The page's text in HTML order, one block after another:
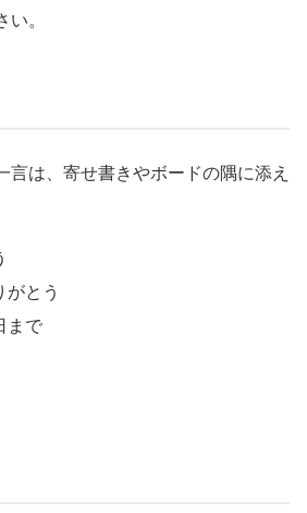
。
言は、寄せ書きやボードの隅に添え
がとう
まで